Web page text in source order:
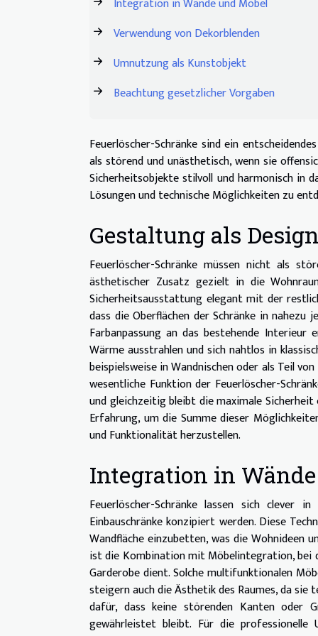
Integration in Wände und Möbel
Verwendung von Dekorblenden
Umnutzung als Kunstobjekt
Beachtung gesetzlicher Vorgaben
Feuerlöscher-Schränke sind ein
als störend und unästhetisch, wenn sie
Sicherheitsobjekte stilvoll und harmonisch in
Lösungen und technische Möglichkeiten zu
Gestaltung als
Feuerlöscher-Schränke müssen nicht als
ästhetischer Zusatz gezielt in die
Sicherheitsausstattung elegant mit der
dass die Oberflächen der Schränke in
Farbanpassung an das bestehende Interieur
Wärme ausstrahlen und sich nahtlos in
beispielsweise in Wandnischen oder als Teil
wesentliche Funktion der Feuerlöscher-
und gleichzeitig bleibt die maximale
Erfahrung, um die Summe dieser
und Funktionalität herzustellen.
Integration in
Feuerlöscher-Schränke lassen sich clever
Einbauschränke konzipiert werden. Diese
Wandfläche einzubetten, was die Wohnideen
ist die Kombination mit Möbelintegration, bei
Garderobe dient. Solche multifunktionalen
steigern auch die Ästhetik des Raumes, da
dafür, dass keine störenden Kanten oder
gewährleistet bleibt. Für die